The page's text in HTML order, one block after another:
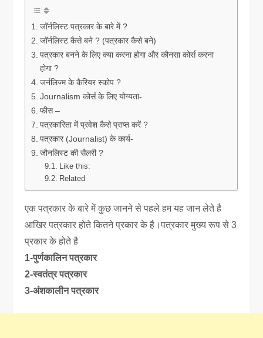
जॉर्नलिस्ट पत्रकार के बारे में ?
जॉर्नलिस्ट कैसे बने ? (पत्रकार कैसे बने)
पत्रकार बनने के लिए क्या करना होगा और कौनसा कोर्स करना
होगा ?
जर्नलिज्म के कैरियर स्कोप ?
Journalism कोर्स के लिए योग्यता-
फीस –
पत्रकारिता में प्रवेश कैसे प्राप्त करें ?
पत्रकार (Journalist) के कार्य-
जौनलिस्ट की सैलरी ?
Like this:
Related
एक पत्रकार के बारे में कुछ जानने से पहले हम यह जान लेते है
आखिर पत्रकार होते कितने प्रकार के है।पत्रकार मुख्य रूप से 3
प्रकार के होते है
1-पुर्णकालिन पत्रकार
2-स्वतंत्र पत्रकार
3-अंशकालीन पत्रकार